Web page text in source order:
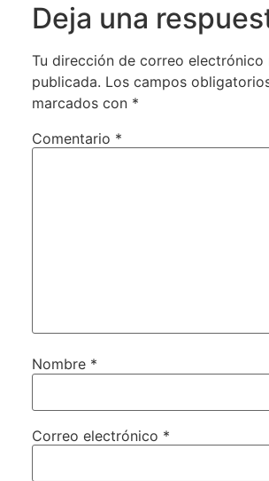
Deja una
Tu dirección de correo electrónico
publicada. Los campos
marcados con *
Comentario *
Nombre *
Correo electrónico *